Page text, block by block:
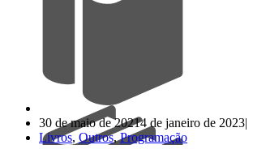
30 de maio de 20214 de janeiro de 2023
Livros, Outros,Programação